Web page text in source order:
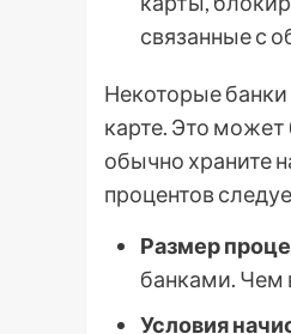
связанные с
Некоторые банки
карте. Это
обычно храните
процентов
Размер
банками. Чем
Условия